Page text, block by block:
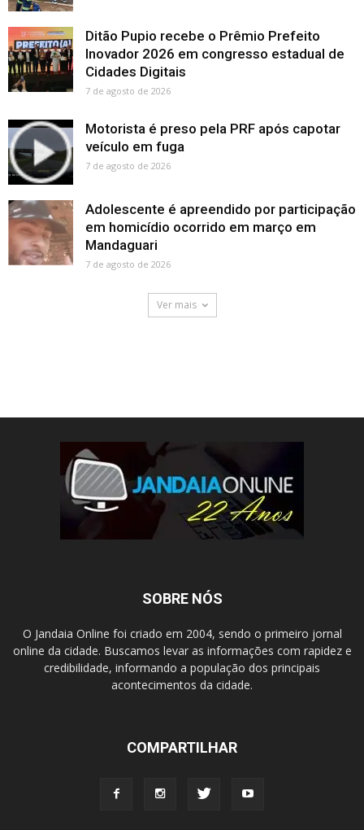
Ditão Pupio recebe o Prêmio Prefeito
Inovador 2026 em congresso estadual de
Cidades Digitais
7 de agosto de 2026
Motorista é preso pela PRF após capotar
veículo em fuga
7 de agosto de 2026
Adolescente é apreendido por participação
em homicídio ocorrido em março em
Mandaguari
7 de agosto de 2026
Ver mais
SOBRE NÓS
O Jandaia Online foi criado em 2004, sendo o primeiro jornal
online da cidade. Buscamos levar as informações com rapidez e
credibilidade, informando a população dos principais
acontecimentos da cidade.
COMPARTILHAR